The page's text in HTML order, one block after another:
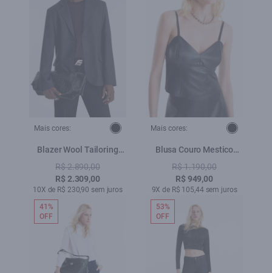
Mais cores:
Blazer Wool Tailoring
Dark Navy Mescla
R$ 2.890,00
R$ 2.309,00
10X de R$ 230,90 sem juros
Mais cores:
Blusa Couro Mestico
Strappy Top Preto
R$ 1.190,00
R$ 949,00
9X de R$ 105,44 sem juros
41%
OFF
53%
OFF